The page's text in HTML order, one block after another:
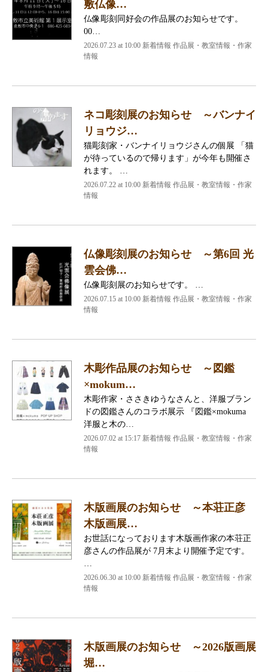
敷仏像…
仏像彫刻同好会の作品展のお知らせです。
00…
2026.07.23 at 10:00 新着情報 作品展・教室情報・作家
情報
ネコ彫刻展のお知らせ ～バンナイ
リョウジ…
猫彫刻家・バンナイリョウジさんの個展 「猫
が待っているので帰ります」が今年も開催さ
れます。 …
2026.07.22 at 10:00 新着情報 作品展・教室情報・作家
情報
仏像彫刻展のお知らせ ～第6回 光
雲会佛…
仏像彫刻展のお知らせです。 …
2026.07.15 at 10:00 新着情報 作品展・教室情報・作家
情報
木彫作品展のお知らせ ～図鑑
×mokum…
木彫作家・ささきゆうなさんと、洋服ブラン
ドの図鑑さんのコラボ展示 『図鑑×mokuma
洋服と木の…
2026.07.02 at 15:17 新着情報 作品展・教室情報・作家
情報
木版画展のお知らせ ～本荘正彦
木版画展…
お世話になっております木版画作家の本荘正
彦さんの作品展が 7月末より開催予定です。
2026.06.30 at 10:00 新着情報 作品展・教室情報・作家
情報
木版画展のお知らせ ～2026版画展
堀…